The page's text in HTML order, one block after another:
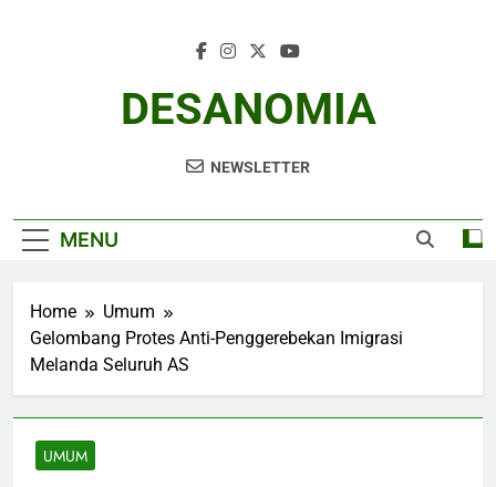
DESANOMIA
NEWSLETTER
MENU
Home
Umum
Gelombang Protes Anti-Penggerebekan Imigrasi
Melanda Seluruh AS
UMUM